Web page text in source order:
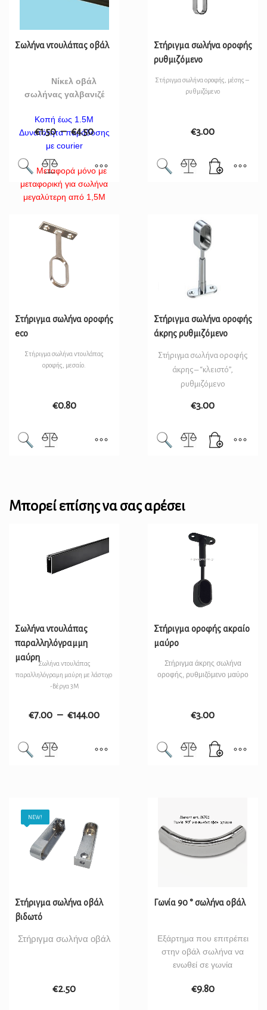
Σωλήνα ντουλάπας οβάλ
Νίκελ οβάλ
σωλήνας γαλβανιζέ
Κοπή έως 1.5Μ
Δυνατότητα παράδοσης
με courier
Μεταφορά μόνο με
μεταφορική για σωλήνα
μεγαλύτερη από 1,5Μ
€1.50 – €4.50
Στήριγμα σωλήνα οροφής
ρυθμιζόμενο
Στήριγμα σωλήνα οροφής, μέσης –
ρυθμιζόμενο
€3.00
Στήριγμα σωλήνα οροφής
eco
Στήριγμα σωλήνα ντουλάπας
οροφής, μεσαίο.
€0.80
Στήριγμα σωλήνα οροφής
άκρης ρυθμιζόμενο
Στήριγμα σωλήνα οροφής
άκρης – “κλειστό”,
ρυθμιζόμενο
€3.00
Μπορεί επίσης να σας αρέσει
Σωλήνα ντουλάπας
παραλληλόγραμμη
μαύρη
Σωλήνα ντουλάπας
παραλληλόγραμη μαύρη με λάστιχο
-Βέργα 3M
€7.00 – €144.00
Στήριγμα οροφής ακραίο
μαύρο
Στήριγμα άκρης σωλήνα
οροφής, ρυθμιζόμενο μαύρο
€3.00
NEW!
Στήριγμα σωλήνα οβάλ
βιδωτό
Στήριγμα σωλήνα οβάλ
€2.50
Γωνία 90 ° σωλήνα οβάλ
Εξάρτημα που επιτρέπει
στην οβάλ σωλήνα να
ενωθεί σε γωνία
€9.80